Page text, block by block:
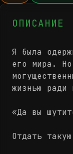
ОПИСАНИЕ
Я была
его мира. Но
жизнью ради
«Да вы
Отдать